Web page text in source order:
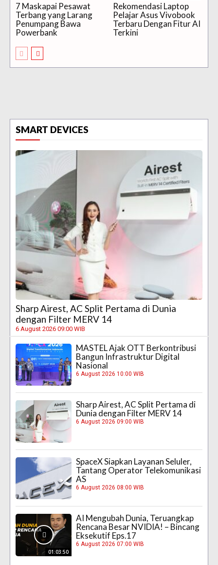
7 Maskapai Pesawat
Terbang yang Larang
Penumpang Bawa
Powerbank
Rekomendasi Laptop
Pelajar Asus Vivobook
Terbaru Dengan Fitur AI
Terkini
SMART DEVICES
Sharp Airest, AC Split Pertama di Dunia
dengan Filter MERV 14
6 August 2026 09:00 WIB
MASTEL Ajak OTT Berkontribusi
Bangun Infrastruktur Digital
Nasional
6 August 2026 10:00 WIB
Sharp Airest, AC Split Pertama di
Dunia dengan Filter MERV 14
6 August 2026 09:00 WIB
SpaceX Siapkan Layanan Seluler,
Tantang Operator Telekomunikasi
AS
6 August 2026 08:00 WIB
01:03:50
AI Mengubah Dunia, Teruangkap
Rencana Besar NVIDIA! – Bincang
Eksekutif Eps.17
6 August 2026 07:00 WIB